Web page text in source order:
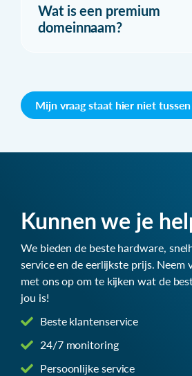
Wat is een premium
domeinnaam?
Mijn vraag staat hier niet tussen
Kunnen we je
We bieden de beste hardware,
service en de eerlijkste prijs.
met ons op om te kijken wat de
jou is!
Beste klantenservice
24/7 monitoring
Persoonlijke service